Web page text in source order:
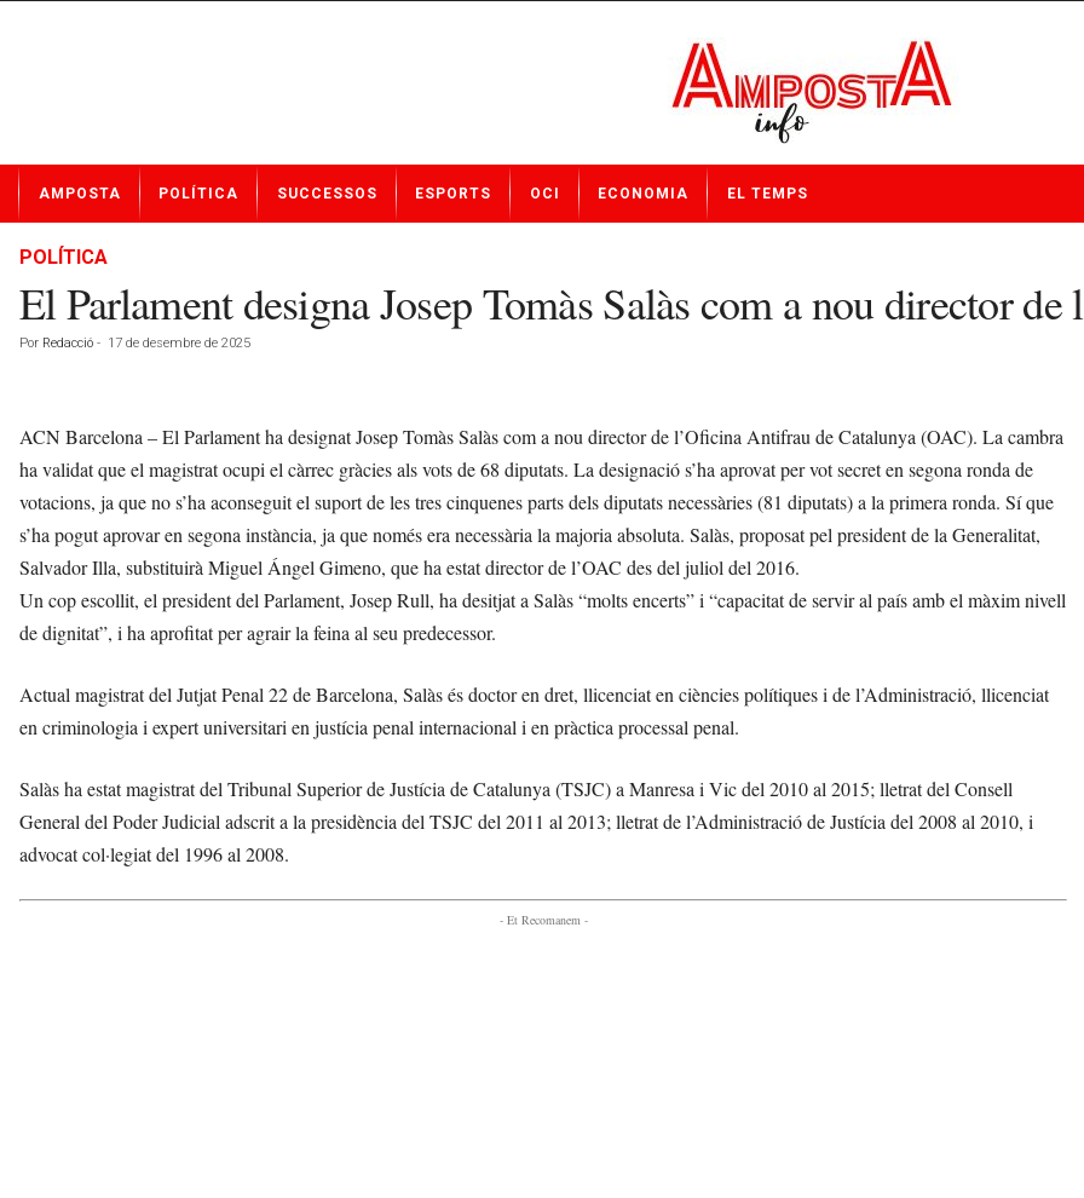
t
AMPOSTA POLÍTICA SUCCESSOS ESPORTS OCI ECONOMIA EL TEMPS
POLÍTICA
El Parlament designa Josep Tomàs Salàs com a nou director
Por Redacció - 17 de desembre de 2025
ACN Barcelona – El Parlament ha designat Josep Tomàs Salàs com a nou director de l’Oficina Antifrau de Catalunya (OAC). La cambra
ha validat que el magistrat ocupi el càrrec gràcies als vots de 68 diputats. La designació s’ha aprovat per vot secret en segona ronda de
votacions, ja que no s’ha aconseguit el suport de les tres cinquenes parts dels diputats necessàries (81 diputats) a la primera ronda. Sí que
s’ha pogut aprovar en segona instància, ja que només era necessària la majoria absoluta. Salàs, proposat pel president de la Generalitat,
Salvador Illa, substituirà Miguel Ángel Gimeno, que ha estat director de l’OAC des del juliol del 2016.
Un cop escollit, el president del Parlament, Josep Rull, ha desitjat a Salàs “molts encerts” i “capacitat de servir al país amb el màxim nivell
de dignitat”, i ha aprofitat per agrair la feina al seu predecessor.
Actual magistrat del Jutjat Penal 22 de Barcelona, Salàs és doctor en dret, llicenciat en ciències polítiques i de l’Administració, llicenciat
en criminologia i expert universitari en justícia penal internacional i en pràctica processal penal.
Salàs ha estat magistrat del Tribunal Superior de Justícia de Catalunya (TSJC) a Manresa i Vic del 2010 al 2015; lletrat del Consell
General del Poder Judicial adscrit a la presidència del TSJC del 2011 al 2013; lletrat de l’Administració de Justícia del 2008 al 2010, i
advocat col·legiat del 1996 al 2008.
- Et Recomanem -